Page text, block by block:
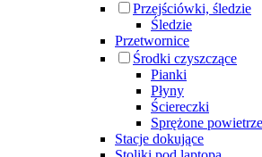
Przejściówki, śledzie
Śledzie
Przetwornice
Środki czyszczące
Pianki
Płyny
Ściereczki
Sprężone powietrze
Stacje dokujące